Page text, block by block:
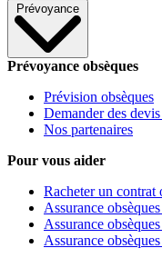
Prévoyance
Prévoyance obsèques
Prévision obsèques
Demander des
Nos partenaires
Pour vous aider
Racheter un contrat
Assurance
Assurance
Assurance